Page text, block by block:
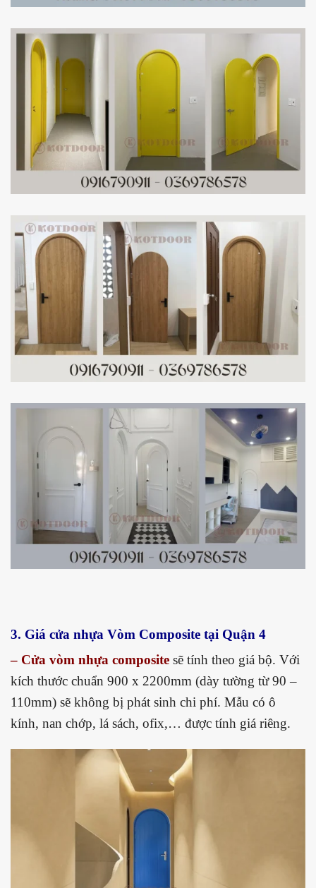
3. Giá cửa nhựa Vòm Composite tại Quận 4
– Cửa vòm nhựa composite sẽ tính theo giá bộ. Với
kích thước chuẩn 900 x 2200mm (dày tường từ 90 –
110mm) sẽ không bị phát sinh chi phí. Mẫu có ô
kính, nan chớp, lá sách, ofix,… được tính giá riêng.